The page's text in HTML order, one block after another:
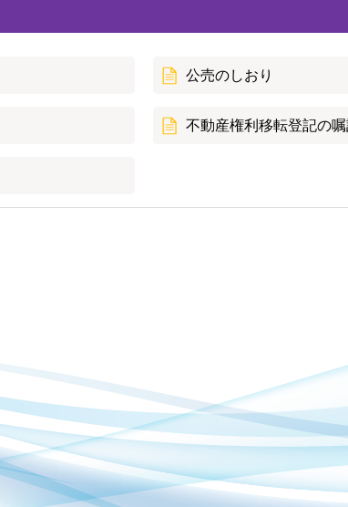
公売のしおり
不動産権利移転登記の